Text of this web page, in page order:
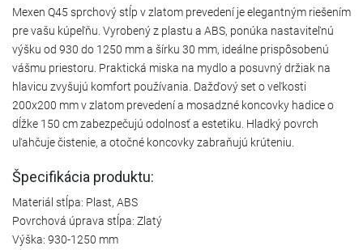
Mexen Q45 sprchový stĺp v zlatom prevedení je elegantným riešením
pre vašu kúpeľňu. Vyrobený z plastu a ABS, ponúka nastaviteľnú
výšku od 930 do 1250 mm a šírku 30 mm, ideálne prispôsobenú
vášmu priestoru. Praktická miska na mydlo a posuvný držiak na
hlavicu zvyšujú komfort používania. Dažďový set o veľkosti
200x200 mm v zlatom prevedení a mosadzné koncovky hadice o
dĺžke 150 cm zabezpečujú odolnosť a estetiku. Hladký povrch
uľahčuje čistenie, a otočné koncovky zabraňujú krúteniu.
Špecifikácia produktu:
Materiál stĺpa: Plast, ABS
Povrchová úprava stĺpa: Zlatý
Výška: 930-1250 mm